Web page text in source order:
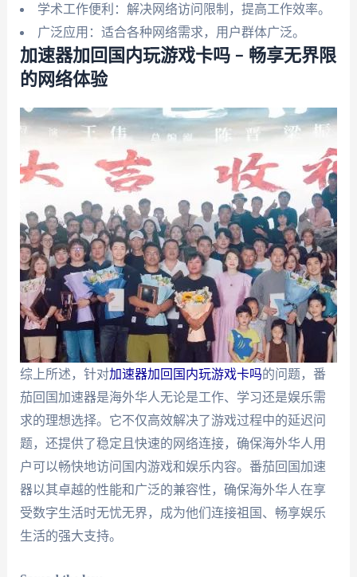
学术工作便利：解决网络访问限制，提高工作效率。
广泛应用：适合各种网络需求，用户群体广泛。
加速器加回国内玩游戏卡吗 – 畅享无界限
的网络体验
综上所述，针对加速器加回国内玩游戏卡吗的问题，番
茄回国加速器是海外华人无论是工作、学习还是娱乐需
求的理想选择。它不仅高效解决了游戏过程中的延迟问
题，还提供了稳定且快速的网络连接，确保海外华人用
户可以畅快地访问国内游戏和娱乐内容。番茄回国加速
器以其卓越的性能和广泛的兼容性，确保海外华人在享
受数字生活时无忧无界，成为他们连接祖国、畅享娱乐
生活的强大支持。